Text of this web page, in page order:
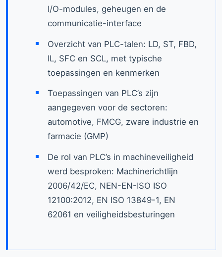
I/O-modules, geheugen en de
communicatie-interface
Overzicht van PLC-talen: LD, ST, FBD,
IL, SFC en SCL, met typische
toepassingen en kenmerken
Toepassingen van PLC’s zijn
aangegeven voor de sectoren:
automotive, FMCG, zware industrie en
farmacie (GMP)
De rol van PLC’s in machineveiligheid
werd besproken: Machinerichtlijn
2006/42/EC, NEN-EN-ISO ISO
12100:2012, EN ISO 13849-1, EN
62061 en veiligheidsbesturingen